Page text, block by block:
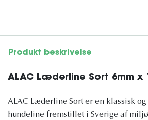
Produkt beskrivelse
ALAC Læderline Sort 6mm x
ALAC Læderline Sort er en klassisk
hundeline fremstillet i Sverige af